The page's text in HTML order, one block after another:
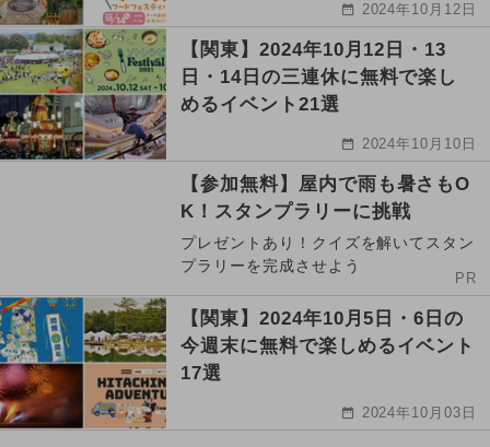
2024年10月12日
【関東】2024年10月12日・13
日・14日の三連休に無料で楽し
めるイベント21選
2024年10月10日
【参加無料】屋内で雨も暑さもO
K！スタンプラリーに挑戦
プレゼントあり！クイズを解いてスタン
プラリーを完成させよう
PR
【関東】2024年10月5日・6日の
今週末に無料で楽しめるイベント
17選
2024年10月03日